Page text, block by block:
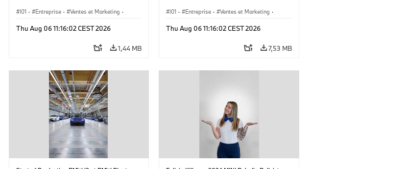
I01 · Entreprise · Ventes et Marketing ·
Thu Aug 06 11:16:02 CEST 2026
1,44 MB
I01 · Entreprise · Ventes et Marketing ·
Thu Aug 06 11:16:02 CEST 2026
7,53 MB